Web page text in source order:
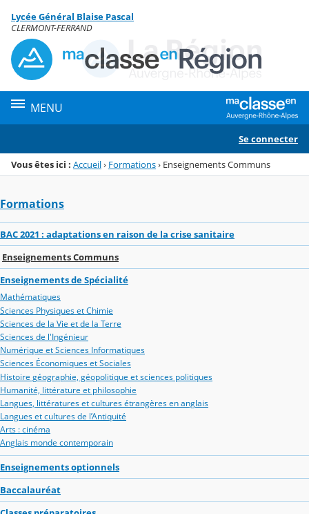
Menu de la rubrique
Contenu
Lycée Général Blaise Pascal
CLERMONT-FERRAND
MENU
Se connecter
Vous êtes ici : Accueil› Formations› Enseignements Communs
Formations
BAC 2021 : adaptations en raison de la crise sanitaire
Enseignements Communs
Enseignements de Spécialité
Mathématiques
Sciences Physiques et Chimie
Sciences de la Vie et de la Terre
Sciences de l'Ingénieur
Numérique et Sciences Informatiques
Sciences Économiques et Sociales
Histoire géographie, géopolitique et sciences politiques
Humanité, littérature et philosophie
Langues, littératures et cultures étrangères en anglais
Langues et cultures de l’Antiquité
Arts : cinéma
Anglais monde contemporain
Enseignements optionnels
Baccalauréat